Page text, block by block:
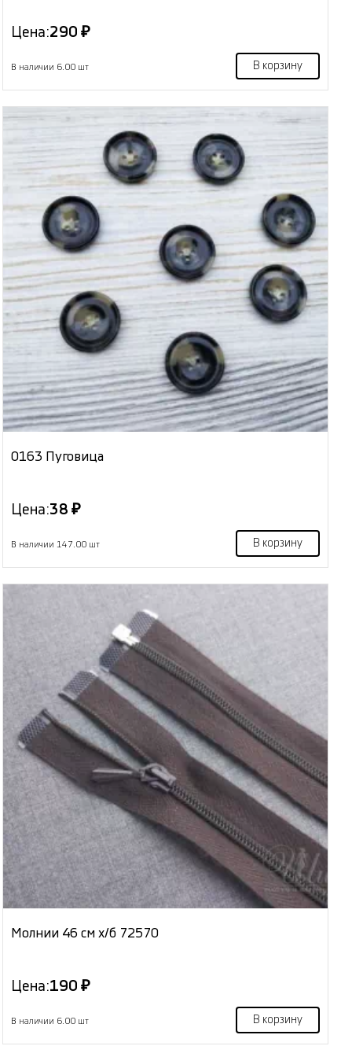
Цена:290 ₽
В наличии 6.00 шт В корзину
0163 Пуговица
Цена:38 ₽
В наличии 147.00 шт В корзину
Молнии 46 см х/б 72570
Цена:190 ₽
В наличии 6.00 шт В корзину